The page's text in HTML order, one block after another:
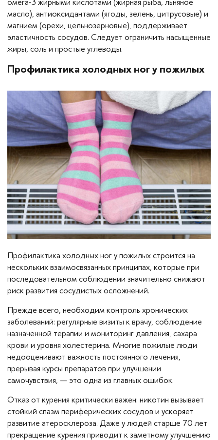
омега-3 жирными кислотами (жирная рыба, льняное
масло), антиоксидантами (ягоды, зелень, цитрусовые) и
магнием (орехи, цельнозерновые), поддерживает
эластичность сосудов. Следует ограничить насыщенные
жиры, соль и простые углеводы.
Профилактика холодных ног у пожилых
Профилактика холодных ног у пожилых строится на
нескольких взаимосвязанных принципах, которые при
последовательном соблюдении значительно снижают
риск развития сосудистых осложнений.
Прежде всего, необходим контроль хронических
заболеваний: регулярные визиты к врачу, соблюдение
назначенной терапии и мониторинг давления, сахара
крови и уровня холестерина. Многие пожилые люди
недооценивают важность постоянного лечения,
прерывая курсы препаратов при улучшении
самочувствия, — это одна из главных ошибок.
Отказ от курения критически важен: никотин вызывает
стойкий спазм периферических сосудов и ускоряет
развитие атеросклероза. Даже у людей старше 70 лет
прекращение курения приводит к заметному улучшению